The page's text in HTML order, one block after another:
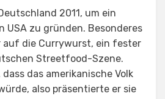
2011, um ein
USA zu gründen. Besonderes
auf die Currywurst, ein fester
Streetfood-Szene.
das amerikanische Volk
also präsentierte er sie